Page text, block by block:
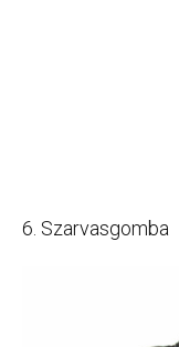
6. Szarvasgomba